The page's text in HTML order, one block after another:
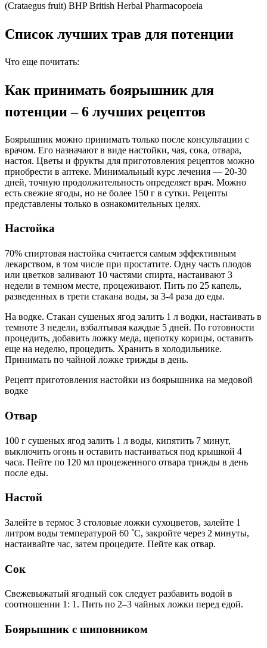
(Crataegus fruit) BHP British Herbal Pharmacopoeia
Список лучших трав для потенции
Что еще почитать:
Как принимать боярышник для
потенции – 6 лучших рецептов
Боярышник можно принимать только после консультации с
врачом. Его назначают в виде настойки, чая, сока, отвара,
настоя. Цветы и фрукты для приготовления рецептов можно
приобрести в аптеке. Минимальный курс лечения — 20-30
дней, точную продолжительность определяет врач. Можно
есть свежие ягоды, но не более 150 г в сутки. Рецепты
представлены только в ознакомительных целях.
Настойка
70% спиртовая настойка считается самым эффективным
лекарством, в том числе при простатите. Одну часть плодов
или цветков заливают 10 частями спирта, настаивают 3
недели в темном месте, процеживают. Пить по 25 капель,
разведенных в трети стакана воды, за 3-4 раза до еды.
На водке. Стакан сушеных ягод залить 1 л водки, настаивать в
темноте 3 недели, взбалтывая каждые 5 дней. По готовности
процедить, добавить ложку меда, щепотку корицы, оставить
еще на неделю, процедить. Хранить в холодильнике.
Принимать по чайной ложке трижды в день.
Рецепт приготовления настойки из боярышника на медовой
водке
Отвар
100 г сушеных ягод залить 1 л воды, кипятить 7 минут,
выключить огонь и оставить настаиваться под крышкой 4
часа. Пейте по 120 мл процеженного отвара трижды в день
после еды.
Настой
Залейте в термос 3 столовые ложки сухоцветов, залейте 1
литром воды температурой 60 ˚С, закройте через 2 минуты,
настаивайте час, затем процедите. Пейте как отвар.
Сок
Свежевыжатый ягодный сок следует разбавить водой в
соотношении 1: 1. Пить по 2–3 чайных ложки перед едой.
Боярышник с шиповником